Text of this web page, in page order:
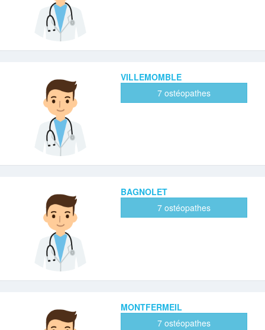
VILLEMOMBLE
7 ostéopathes
BAGNOLET
7 ostéopathes
MONTFERMEIL
7 ostéopathes